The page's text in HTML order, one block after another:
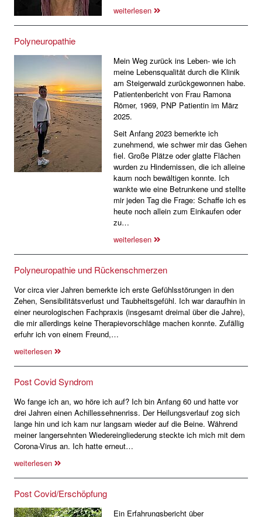
weiterlesen
Polyneuropathie
Mein Weg zurück ins Leben- wie ich
meine Lebensqualität durch die Klinik
am Steigerwald zurückgewonnen habe.
Patientenbericht von Frau Ramona
Römer, 1969, PNP Patientin im März
2025.
Seit Anfang 2023 bemerkte ich
zunehmend, wie schwer mir das Gehen
fiel. Große Plätze oder glatte Flächen
wurden zu Hindernissen, die ich alleine
kaum noch bewältigen konnte. Ich
wankte wie eine Betrunkene und stellte
mir jeden Tag die Frage: Schaffe ich es
heute noch allein zum Einkaufen oder
zu…
weiterlesen
Polyneuropathie und Rückenschmerzen
Vor circa vier Jahren bemerkte ich erste Gefühlsstörungen in den
Zehen, Sensibilitätsverlust und Taubheitsgefühl. Ich war daraufhin in
einer neurologischen Fachpraxis (insgesamt dreimal über die Jahre),
die mir allerdings keine Therapievorschläge machen konnte. Zufällig
erfuhr ich von einem Freund,…
weiterlesen
Post Covid Syndrom
Wo fange ich an, wo höre ich auf? Ich bin Anfang 60 und hatte vor
drei Jahren einen Achillessehnenriss. Der Heilungsverlauf zog sich
lange hin und ich kam nur langsam wieder auf die Beine. Während
meiner langersehnten Wiedereingliederung steckte ich mich mit dem
Corona-Virus an. Ich hatte erneut…
weiterlesen
Post Covid/Erschöpfung
Ein Erfahrungsbericht über